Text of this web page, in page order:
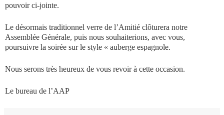
pouvoir ci-jointe.
Le désormais traditionnel verre de l’Amitié clôturera notre
Assemblée Générale, puis nous souhaiterions, avec vous,
poursuivre la soirée sur le style « auberge espagnole.
Nous serons très heureux de vous revoir à cette occasion.
Le bureau de l’AAP